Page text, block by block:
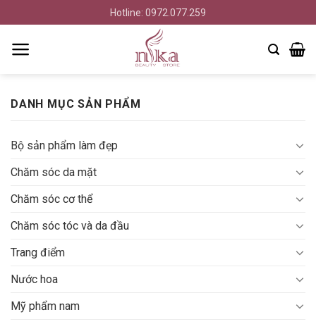
qua
nội
Hotline: 0972.077.259
DANH MỤC SẢN PHẨM
Bộ sản phẩm làm đẹp
Chăm sóc da mặt
Chăm sóc cơ thể
Chăm sóc tóc và da đầu
Trang điểm
Nước hoa
Mỹ phẩm nam